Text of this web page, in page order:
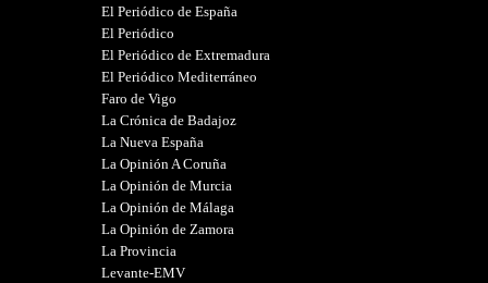
El Periódico de España
El Periódico
El Periódico de Extremadura
El Periódico Mediterráneo
Faro de Vigo
La Crónica de Badajoz
La Nueva España
La Opinión A Coruña
La Opinión de Murcia
La Opinión de Málaga
La Opinión de Zamora
La Provincia
Levante-EMV